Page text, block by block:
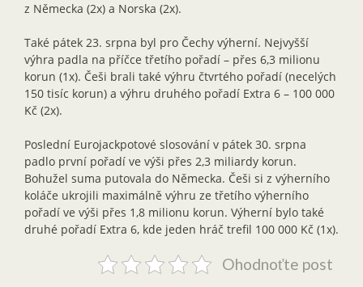
z Německa (2x) a Norska (2x).
Také pátek 23. srpna byl pro Čechy výherní. Nejvyšší
výhra padla na příčce třetího pořadí – přes 6,3 milionu
korun (1x). Češi brali také výhru čtvrtého pořadí (necelých
150 tisíc korun) a výhru druhého pořadí Extra 6 – 100 000
Kč (2x).
Poslední Eurojackpotové slosování v pátek 30. srpna
padlo první pořadí ve výši přes 2,3 miliardy korun.
Bohužel suma putovala do Německa. Češi si z výherního
koláče ukrojili maximálně výhru ze třetího výherního
pořadí ve výši přes 1,8 milionu korun. Výherní bylo také
druhé pořadí Extra 6, kde jeden hráč trefil 100 000 Kč (1x).
Ohodnoťte post